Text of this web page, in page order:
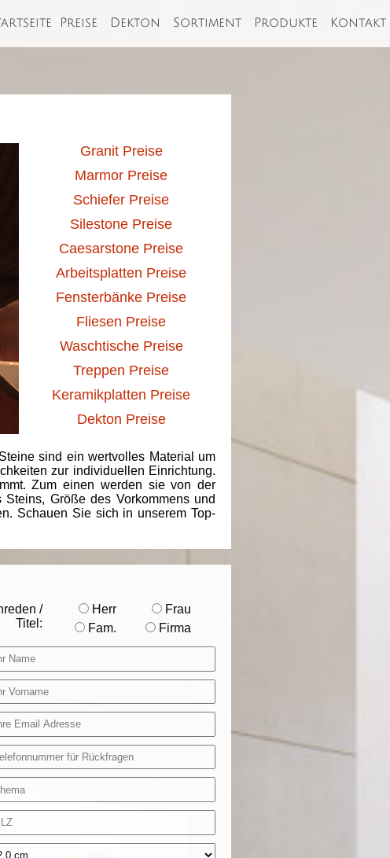
Preise Dekton Sortiment Produkte Kontakt
Granit Preise
Marmor Preise
Schiefer Preise
Silestone Preise
Caesarstone Preise
Arbeitsplatten Preise
Fensterbänke Preise
Fliesen Preise
Waschtische Preise
Treppen Preise
Keramikplatten Preise
Dekton Preise
sind ein wertvolles Material um
zur individuellen Einrichtung.
Zum einen werden sie von der
Größe des Vorkommens und
Schauen Sie sich in unserem Top-
/
Titel:
Herr
Frau
Fam.
Firma